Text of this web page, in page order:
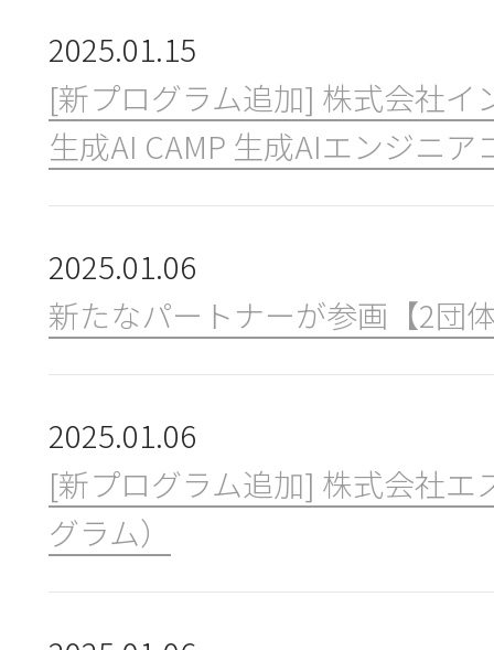
2025.01.15
[新プログラム追加] 株式会社イ
生成AI CAMP 生成AIエンジニア
2025.01.06
新たなパートナーが参画【2団
2025.01.06
[新プログラム追加] 株式会社エ
グラム）